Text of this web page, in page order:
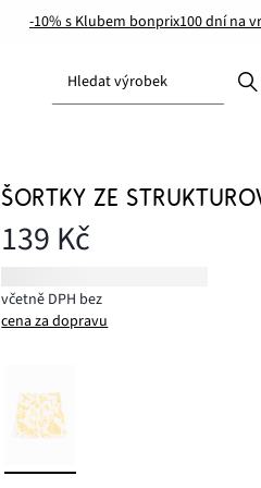
-10% s Klubem bonprix100 dní na
Hledat výrobek
ŠORTKY ZE
139 Kč
včetně DPH bez
cena za dopravu